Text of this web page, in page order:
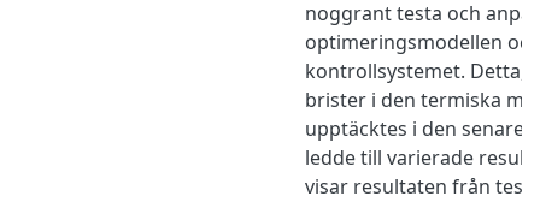
noggrant testa och
optimeringsmodellen och
kontrollsystemet. Detta,
brister i den termiska
upptäcktes i den senare
ledde till varierade
visar resultaten från